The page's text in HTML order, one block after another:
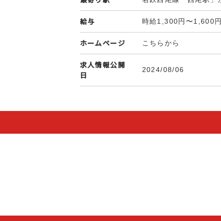
給与 時給1,300円〜1,600
ホームページ こちらから
求人情報公開
日
2024/08/06